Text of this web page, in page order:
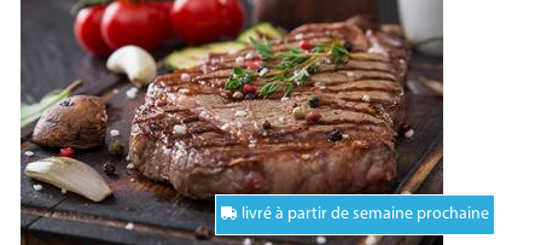
livré à partir de semaine prochaine